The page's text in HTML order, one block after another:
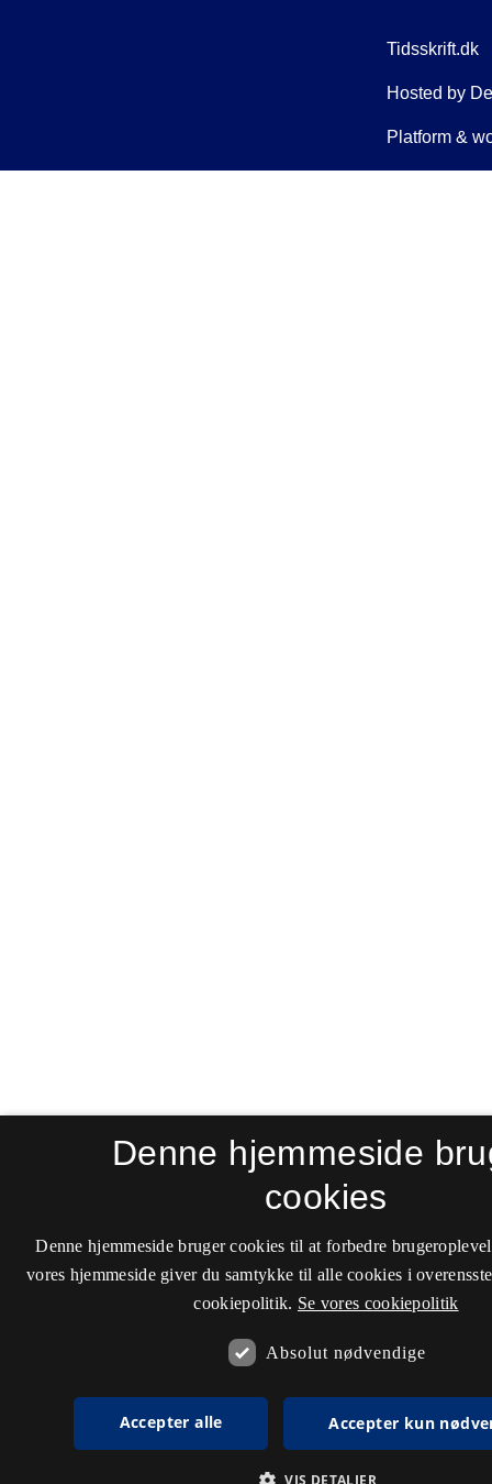
Denne hjemmeside
cookies
Denne hjemmeside bruger cookies til at forbedre
vores hjemmeside giver du samtykke til alle cookies i
cookiepolitik. Se vores cookiepolitik
Absolut nødvendige
Accepter alle Accepter kun
VIS DETALJER